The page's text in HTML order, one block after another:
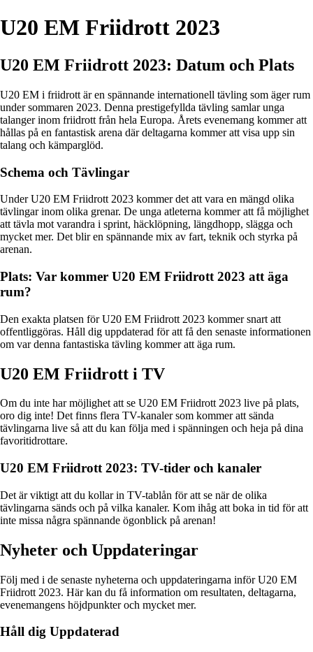
U20 EM Friidrott 2023
U20 EM Friidrott 2023: Datum och Plats
U20 EM i friidrott är en spännande internationell tävling som äger rum
under sommaren 2023. Denna prestigefyllda tävling samlar unga
talanger inom friidrott från hela Europa. Årets evenemang kommer att
hållas på en fantastisk arena där deltagarna kommer att visa upp sin
talang och kämparglöd.
Schema och Tävlingar
Under U20 EM Friidrott 2023 kommer det att vara en mängd olika
tävlingar inom olika grenar. De unga atleterna kommer att få möjlighet
att tävla mot varandra i sprint, häcklöpning, längdhopp, slägga och
mycket mer. Det blir en spännande mix av fart, teknik och styrka på
arenan.
Plats: Var kommer U20 EM Friidrott 2023 att äga
rum?
Den exakta platsen för U20 EM Friidrott 2023 kommer snart att
offentliggöras. Håll dig uppdaterad för att få den senaste informationen
om var denna fantastiska tävling kommer att äga rum.
U20 EM Friidrott i TV
Om du inte har möjlighet att se U20 EM Friidrott 2023 live på plats,
oro dig inte! Det finns flera TV-kanaler som kommer att sända
tävlingarna live så att du kan följa med i spänningen och heja på dina
favoritidrottare.
U20 EM Friidrott 2023: TV-tider och kanaler
Det är viktigt att du kollar in TV-tablån för att se när de olika
tävlingarna sänds och på vilka kanaler. Kom ihåg att boka in tid för att
inte missa några spännande ögonblick på arenan!
Nyheter och Uppdateringar
Följ med i de senaste nyheterna och uppdateringarna inför U20 EM
Friidrott 2023. Här kan du få information om resultaten, deltagarna,
evenemangens höjdpunkter och mycket mer.
Håll dig Uppdaterad